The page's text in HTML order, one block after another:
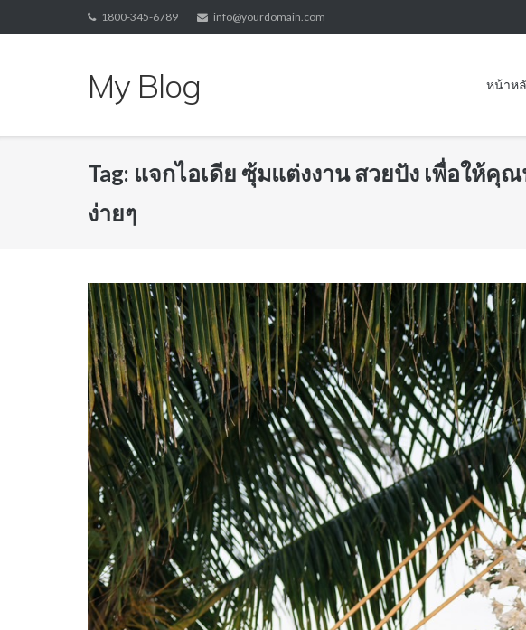
to
1800-345-6789 info@yourdomain.com
My Blog หน้าห
Tag: แจกไอเดีย ซุ้มแต่งงาน สวยปัง เพื่อให้คุ
ง่ายๆ